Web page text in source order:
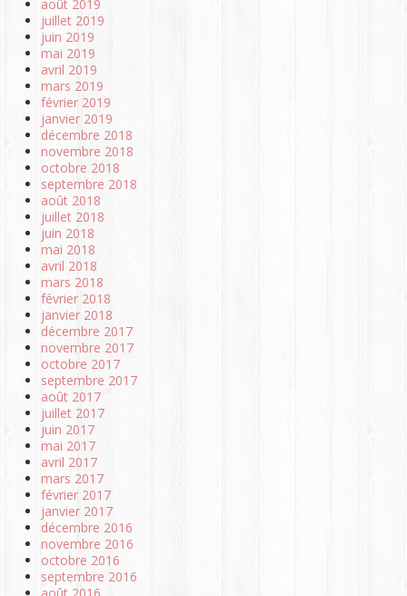
août 2019
juillet 2019
juin 2019
mai 2019
avril 2019
mars 2019
février 2019
janvier 2019
décembre 2018
novembre 2018
octobre 2018
septembre 2018
août 2018
juillet 2018
juin 2018
mai 2018
avril 2018
mars 2018
février 2018
janvier 2018
décembre 2017
novembre 2017
octobre 2017
septembre 2017
août 2017
juillet 2017
juin 2017
mai 2017
avril 2017
mars 2017
février 2017
janvier 2017
décembre 2016
novembre 2016
octobre 2016
septembre 2016